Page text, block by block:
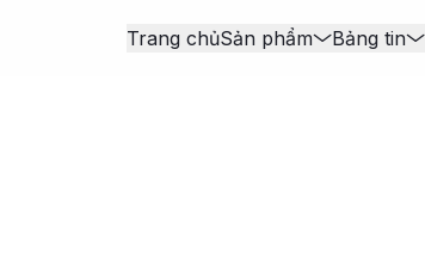
Trang chủSản phẩm Bảng tin